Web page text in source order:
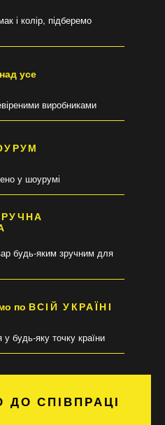
і колір, підберемо
усе
виробниками
у шоурумі
будь-яким зручним для
по ВСІЙ УКРАЇНІ
будь-яку точку країни
СПІВПРАЦІ